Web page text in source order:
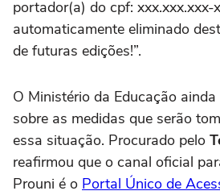
portador(a) do cpf: xxx.xxx.xxx-
automaticamente eliminado
de futuras edições!”.
O Ministério da Educação
sobre as medidas que serão
essa situação. Procurado pelo
reafirmou que o canal oficial
Prouni é o Portal Único de